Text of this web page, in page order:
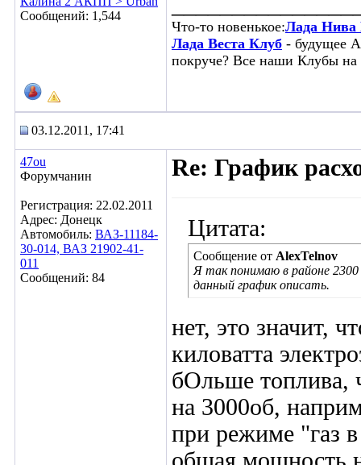
Сообщений: 1,544
Что-то новенькое:Лада Нива
Лада Веста Клуб - будущее
покруче? Все наши Клубы на
03.12.2011, 17:41
47ou
Форумчанин
Регистрация: 22.02.2011
Адрес: Донецк
Автомобиль: ВАЗ-11184-
30-014, ВАЗ 21902-41-
011
Сообщений: 84
Re: График
Цитата:
Сообщение от AlexTelnov
Я так понимаю в районе
данный график описать.
нет, это значит,
киловатта
бОльше топлива,
на 3000об,
при режиме "газ